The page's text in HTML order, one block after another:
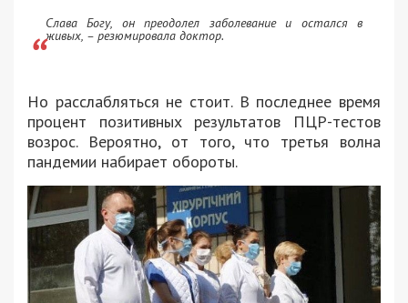
Слава Богу, он преодолел заболевание и остался в
живых, – резюмировала доктор.
Но расслабляться не стоит. В последнее время
процент позитивных результатов ПЦР-тестов
возрос. Вероятно, от того, что третья волна
пандемии набирает обороты.